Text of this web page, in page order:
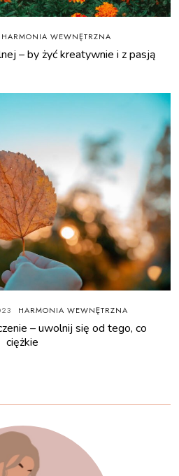
HARMONIA WEWNĘTRZNA
– by żyć kreatywnie i z pasją
HARMONIA WEWNĘTRZNA
– uwolnij się od tego, co
ciężkie